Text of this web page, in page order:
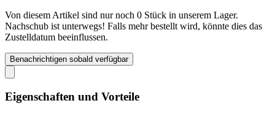
Von diesem Artikel sind nur noch 0 Stück in unserem Lager.
Nachschub ist unterwegs! Falls mehr bestellt wird, könnte dies das
Zustelldatum beeinflussen.
Benachrichtigen sobald verfügbar
Eigenschaften und Vorteile